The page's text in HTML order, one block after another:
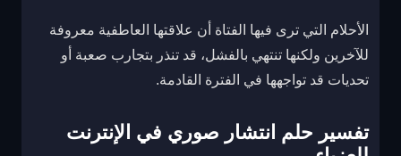
الأحلام التي ترى فيها الفتاة أن علاقتها العاطفية معروفة
للآخرين ولكنها تنتهي بالفشل، قد تنذر بتجارب صعبة أو
تحديات قد تواجهها في الفترة القادمة.
تفسير حلم انتشار صوري في الإنترنت